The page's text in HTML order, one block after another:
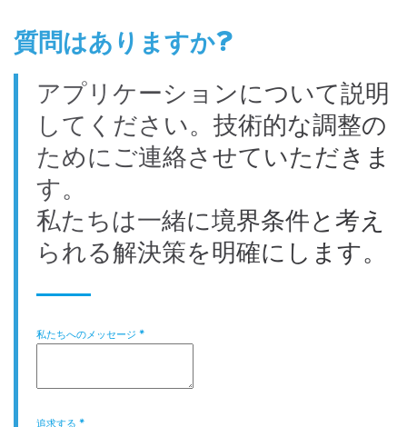
質問はありますか?
アプリケーションについて説明
してください。技術的な調整の
ためにご連絡させていただきま
す。
私たちは一緒に境界条件と考え
られる解決策を明確にします。
私たちへのメッセージ *
追求する *